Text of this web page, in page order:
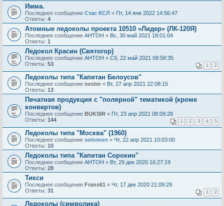
Ижма.
Последнее сообщение Стас КСЛ « Пт, 14 янв 2022 14:56:47
Ответы: 4
Атомные ледоколы проекта 10510 «Лидер» (ЛК-120Я)
Последнее сообщение AHTOH « Вс, 30 май 2021 18:01:04
Ответы: 1
Ледокол Красин (Святогор)
Последнее сообщение AHTOH « Сб, 22 май 2021 08:58:35
Ответы: 53 1 2
Ледоколы типа "Капитан Белоусов"
Последнее сообщение nester « Вт, 27 апр 2021 22:08:15
Ответы: 13
Печатная продукция с "полярной" тематикой (кроме
конвертов)
Последнее сообщение BUKSIR « Пт, 23 апр 2021 08:09:28
Ответы: 144 1 2 3 4 5
Ледоколы типа "Москва" (1960)
Последнее сообщение solomon « Чт, 22 апр 2021 10:03:00
Ответы: 10
Ледоколы типа "Капитан Сорокин"
Последнее сообщение AHTOH « Вт, 29 дек 2020 16:27:19
Ответы: 28
Тикси
Последнее сообщение Frans61 « Чт, 17 дек 2020 21:09:29
Ответы: 31 1 2
Ледоколы (символика)